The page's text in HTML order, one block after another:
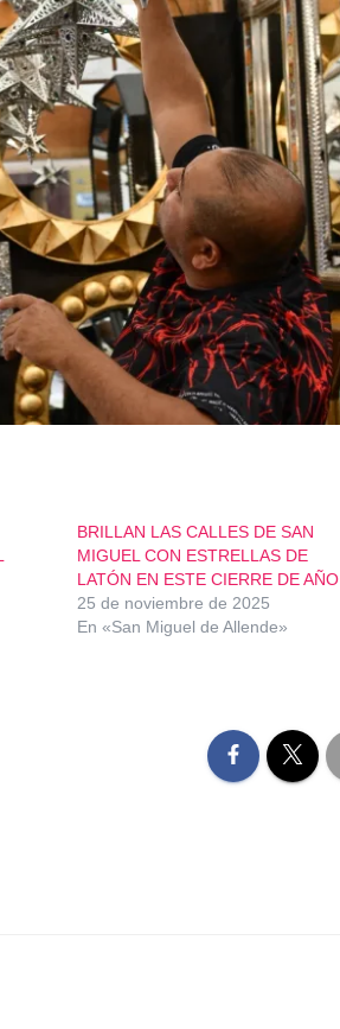
BRILLAN LAS CALLES DE SAN
MIGUEL CON ESTRELLAS DE
LATÓN EN ESTE CIERRE DE AÑO
25 de noviembre de 2025
En «San Miguel de Allende»